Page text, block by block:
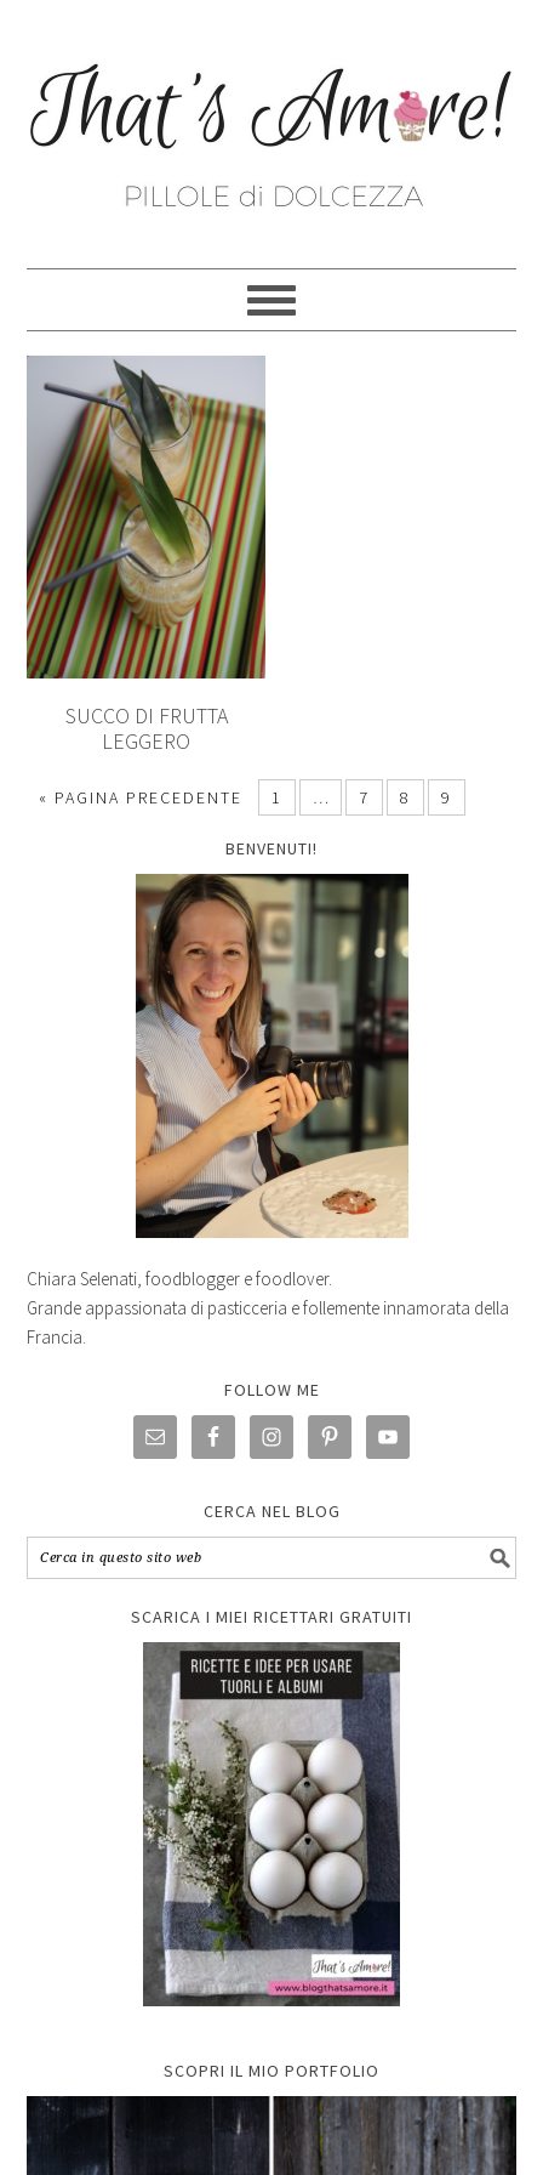
SUCCO DI FRUTTA
LEGGERO
« PAGINA PRECEDENTE 1 … 7 8 9
BENVENUTI!
Chiara Selenati, foodblogger e foodlover.
Grande appassionata di pasticceria e follemente innamorata della
Francia.
FOLLOW ME
CERCA NEL BLOG
SCARICA I MIEI RICETTARI GRATUITI
SCOPRI IL MIO PORTFOLIO